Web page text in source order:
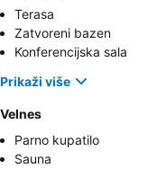
Terasa
Zatvoreni bazen
Konferencijska sala
Prikaži više
Velnes
Parno kupatilo
Sauna